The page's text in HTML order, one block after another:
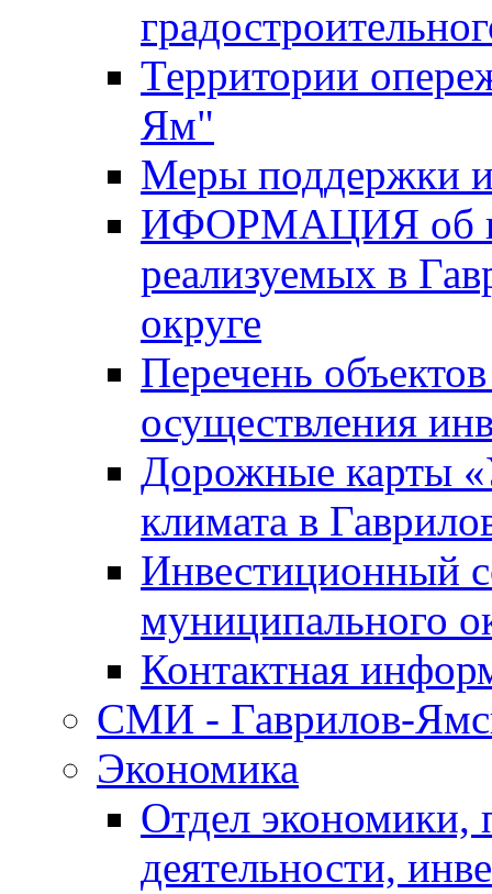
Территории
Ям"
Меры поддержки
ИФОРМАЦИЯ об
реализуемых в
округе
Перечень
осуществления
Дорожные карты
климата в
Инвестиционный
муниципального
Контактная
СМИ - Гаврилов-
Экономика
Отдел экономики,
деятельности,